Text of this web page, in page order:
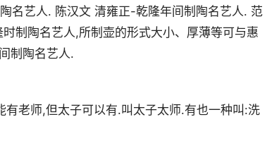
名艺人. 陈汉文 清雍正-乾隆年间制陶名艺人. 范
制陶名艺人,所制壶的形式大小、厚薄等可与惠
制陶名艺人.
老师,但太子可以有.叫太子太师.有也一种叫:洗